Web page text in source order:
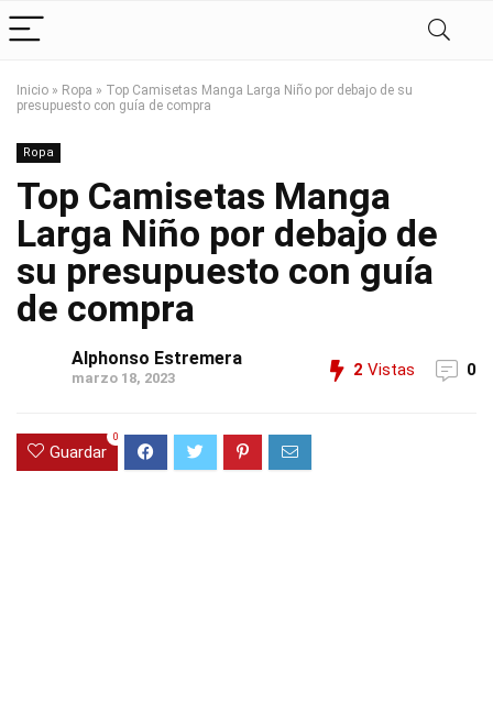
Inicio » Ropa » Top Camisetas Manga Larga Niño por debajo de su
presupuesto con guía de compra
Ropa
Top Camisetas Manga
Larga Niño por debajo de
su presupuesto con guía
de compra
Alphonso Estremera
marzo 18, 2023 2 Vistas 0
Guardar
0